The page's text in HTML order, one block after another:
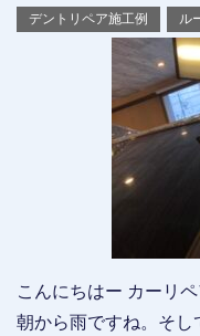
デントリペア施工例 ル
こんにちはー カーリ
朝から雨ですね。そし